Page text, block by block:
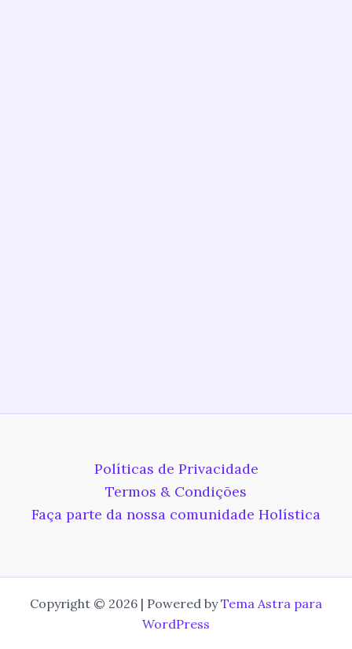
Políticas de Privacidade
Termos & Condições
Faça parte da nossa comunidade Holística
Copyright © 2026 | Powered byTema Astra para
WordPress